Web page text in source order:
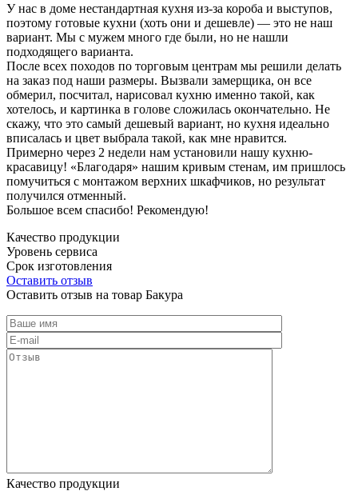
У нас в доме нестандартная кухня из-за короба и выступов,
поэтому готовые кухни (хоть они и дешевле) — это не наш
вариант. Мы с мужем много где были, но не нашли
подходящего варианта.
После всех походов по торговым центрам мы решили делать
на заказ под наши размеры. Вызвали замерщика, он все
обмерил, посчитал, нарисовал кухню именно такой, как
хотелось, и картинка в голове сложилась окончательно. Не
скажу, что это самый дешевый вариант, но кухня идеально
вписалась и цвет выбрала такой, как мне нравится.
Примерно через 2 недели нам установили нашу кухню-
красавицу! «Благодаря» нашим кривым стенам, им пришлось
помучиться с монтажом верхних шкафчиков, но результат
получился отменный.
Большое всем спасибо! Рекомендую!
Качество продукции
Уровень сервиса
Срок изготовления
Оставить отзыв
Оставить отзыв на товар Бакура
Качество продукции